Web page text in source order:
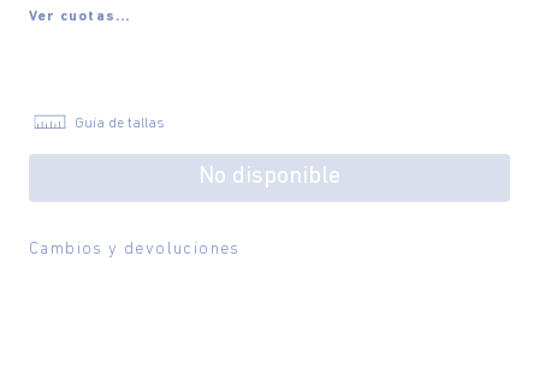
Ver cuotas...
Guía de tallas
No disponible
Cambios y devoluciones